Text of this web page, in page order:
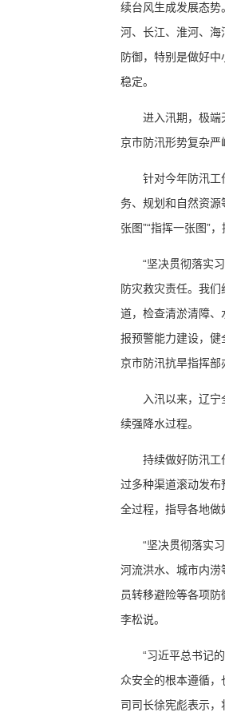
续台风生成发展态
河、长江、淮河、
防御，特别是做好
稳定。
进入汛期，极端
京市防汛形势复杂严
针对今年防汛工
务、规划和自然资源
张图”“指挥一张图”
“坚决贯彻落实
防灾救灾责任。我
道，检查清淤清障
报预警能力建设，健
京市防汛抗旱指挥部
入汛以来，辽
续强降水过程。
持续做好防汛工
过多种渠道滚动发
全过程，指导各地做
“坚决贯彻落实
河流洪水、城市内涝
员转移避险等各项
李松说。
“习近平总书记
众安全的根本遵循
司司长徐宪彪表示，